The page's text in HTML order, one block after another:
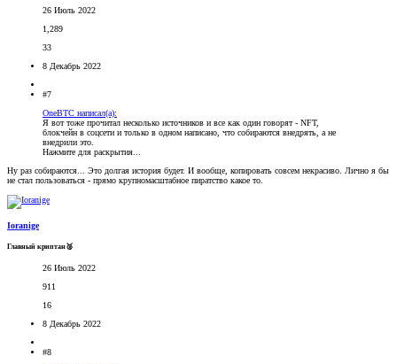
26 Июль 2022
1,289
33
8 Декабрь 2022
#7
OneBTC написал(а):
Я вот тоже прочитал несколько источников и все как один говорят - NFT,
блокчейн в соцсети и только в одном написано, что собираются внедрять, а не
внедрили это.
Нажмите для раскрытия...
Ну раз собираются... Это долгая история будет. И вообще, копировать совсем некрасиво. Лично я бы
не стал пользоваться - прямо крупномасштабное пиратство какое то.
Ioranige
Главный криптан🥈
26 Июль 2022
911
16
8 Декабрь 2022
#8